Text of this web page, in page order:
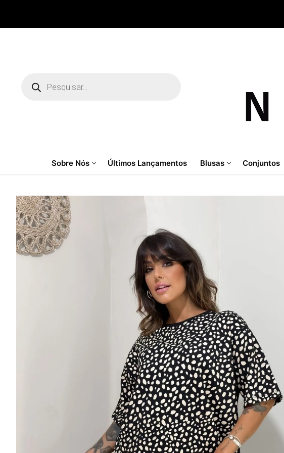
produtos
Sobre Nós Últimos Lançamentos Blusas Conjuntos